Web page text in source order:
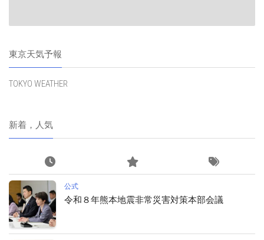
東京天気予報
TOKYO WEATHER
新着，人気
公式
令和８年熊本地震非常災害対策本部会議